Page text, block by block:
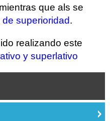
que als se
superioridad.
realizando este
y superlativo